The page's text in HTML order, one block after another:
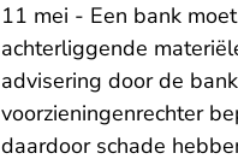
11 mei - Een bank
achterliggende
advisering door de
voorzieningenrechter
daardoor schade